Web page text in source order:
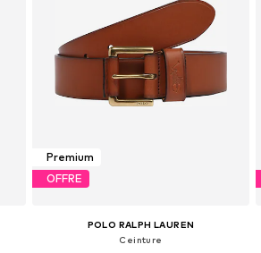
Premium
OFFRE
POLO RALPH LAUREN
Ceinture